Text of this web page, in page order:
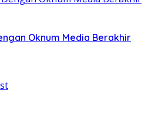
Oknum Media Berakhir